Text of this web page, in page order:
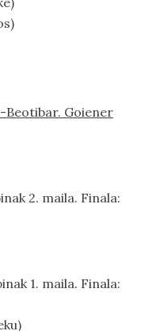
Beotibar. Goiener
2. maila. Finala:
1. maila. Finala: